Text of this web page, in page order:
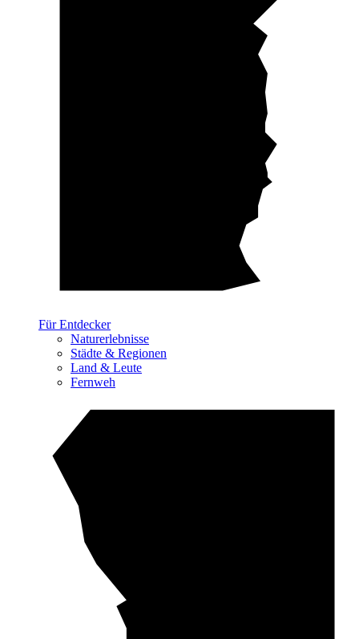
Für Entdecker
Naturerlebnisse
Städte & Regionen
Land & Leute
Fernweh